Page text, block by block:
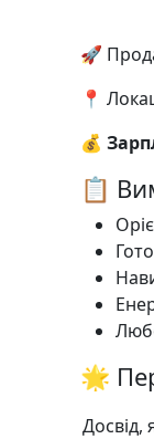
🚀
📍
💰
📋
🌟